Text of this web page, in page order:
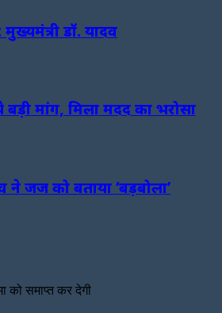
डॉ. यादव
मांग, मिला मदद का भरोसा
ने जज को बताया ‘बड़बोला’
को समाप्त कर देगी